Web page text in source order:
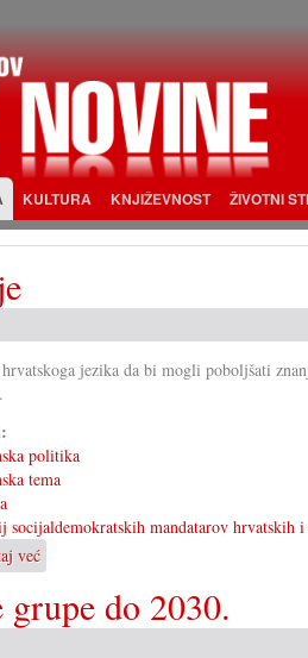
KULTURA KNJIŽEVNOST ŽIVOTNI
jezika da bi mogli poboljšati
politika
tema
socijaldemokratskih mandatarov hrvatskih
već
Prezidij
kani
ponuditi do 2030.